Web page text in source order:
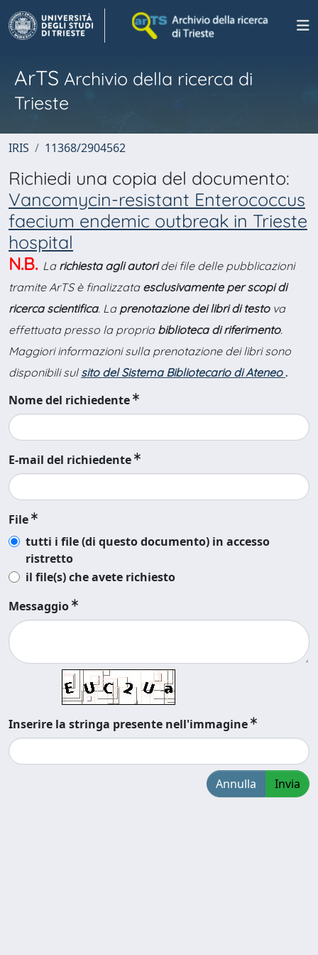
ArTS Archivio della ricerca di
Trieste
IRIS 11368/2904562
Richiedi una copia del documento:
Vancomycin-resistant Enterococcus
faecium endemic outbreak in Trieste
hospital
N.B. La richiesta agli autoridei file delle pubblicazioni
tramite ArTS è finalizzata esclusivamente per scopi di
ricerca scientifica. La prenotazione dei libri di testova
effettuata presso la propria biblioteca di riferimento.
Maggiori informazioni sulla prenotazione dei libri sono
disponibili sul sito del Sistema Bibliotecario di Ateneo .
Nome del richiedente
E-mail del richiedente
File
tutti i file (di questo documento) in accesso
ristretto
il file(s) che avete richiesto
Messaggio
Inserire la stringa presente nell'immagine
Annulla Invia